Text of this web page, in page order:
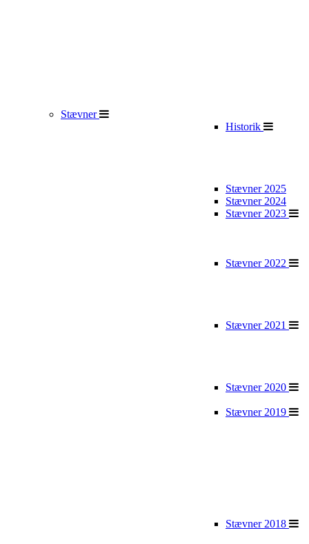
Stævner
Historik
Stævner 2025
Stævner 2024
Stævner 2023
Stævner 2022
Stævner 2021
Stævner 2020
Stævner 2019
Stævner 2018